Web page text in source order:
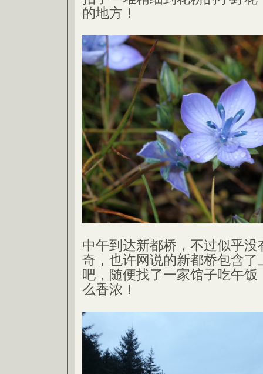
的地方！
中午到达新都桥，不过似乎
奇，也许网说的新都桥包含了
吧，随便找了一家馆子吃午
么香浓！